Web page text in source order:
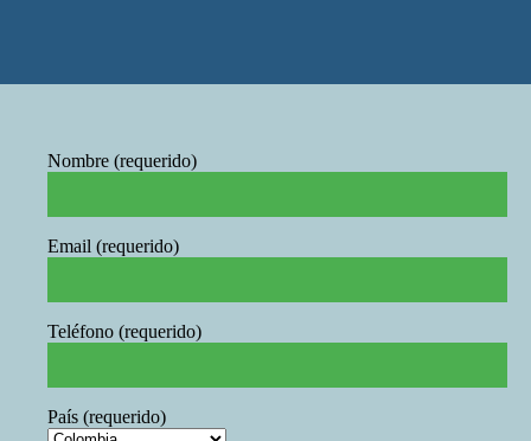
Nombre (requerido)
Email (requerido)
Teléfono (requerido)
País (requerido)